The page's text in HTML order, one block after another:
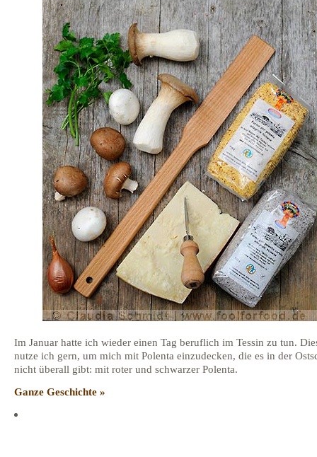
Im Januar hatte ich wieder einen Tag beruflich im Tessin zu tun.
nutze ich gern, um mich mit Polenta einzudecken, die es in der
nicht überall gibt: mit roter und schwarzer Polenta.
Ganze Geschichte »